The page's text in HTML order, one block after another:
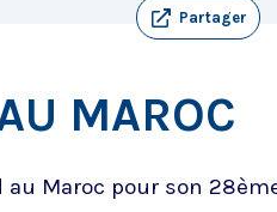
Partager
MAROC
au Maroc pour son